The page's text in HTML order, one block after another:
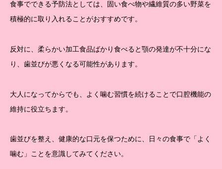
食事でできる予防法としては、固い食べ物や繊維質の多い野菜を
積極的に取り入れることがおすすめです。
反対に、柔らかい加工食品ばかり食べると顎の発達が不十分にな
り、歯並びが悪くなる可能性があります。
大人になってからでも、よく噛む習慣を続けることで口腔機能の
維持に役立ちます。
歯並びを整え、健康的な口元を保つために、日々の食事で「よく
噛む」ことを意識してみてください。